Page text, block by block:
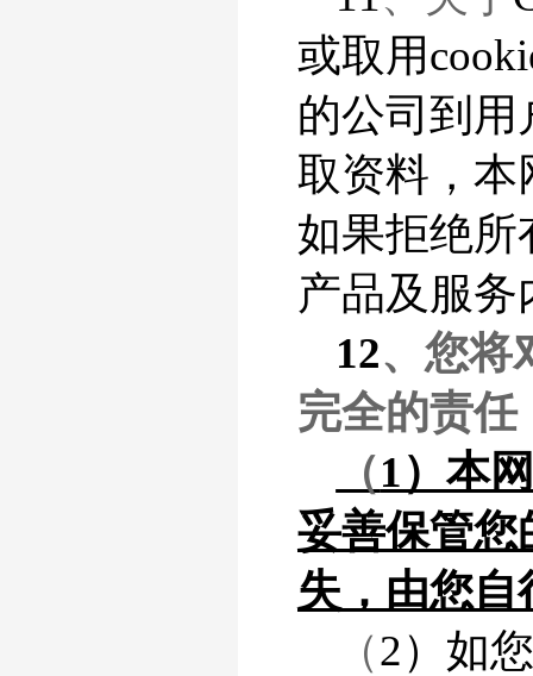
或取用
的公司到用
取资料，本
如果拒绝所
产品及服务
12、您将
完全的责任
（1）本
妥善保管您
失，由您自
（2）如